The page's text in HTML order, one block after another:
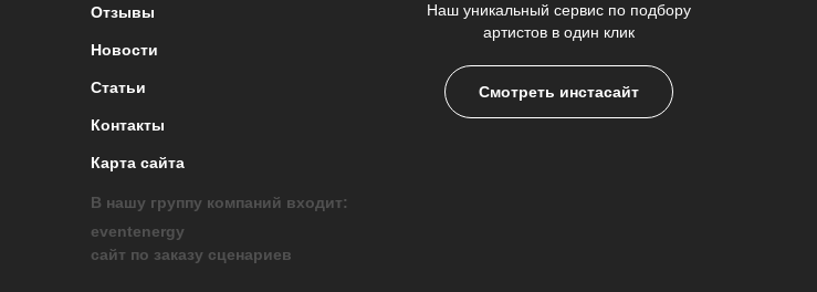
Отзывы
Новости
Статьи
Контакты
Карта сайта
Наш уникальный сервис по подбору
артистов в один клик
Смотреть инстасайт
В нашу группу компаний входит:
eventenergy
сайт по заказу сценариев